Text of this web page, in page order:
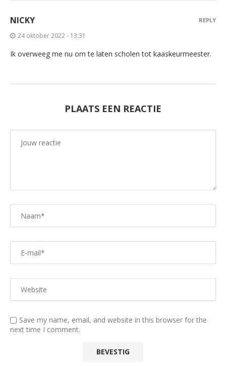
NICKY
24 oktober 2022 - 13:31
Ik overweeg me nu om te laten scholen tot kaaskeurmeester.
REPLY
PLAATS EEN REACTIE
Save my name, email, and website in this browser for the
next time I comment.